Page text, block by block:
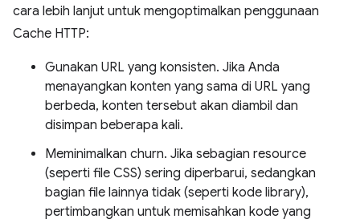
cara lebih lanjut untuk mengoptimalkan penggunaan
Cache HTTP:
Gunakan URL yang konsisten. Jika Anda
menayangkan konten yang sama di URL yang
berbeda, konten tersebut akan diambil dan
disimpan beberapa kali.
Meminimalkan churn. Jika sebagian resource
(seperti file CSS) sering diperbarui, sedangkan
bagian file lainnya tidak (seperti kode library),
pertimbangkan untuk memisahkan kode yang